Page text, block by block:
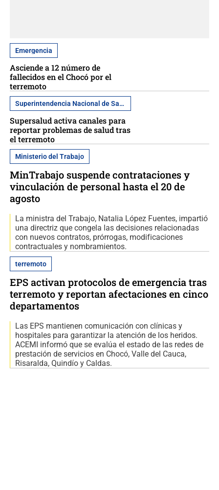
Emergencia
Asciende a 12 número de
fallecidos en el Chocó por el
terremoto
Superintendencia Nacional de Salud
Supersalud activa canales para
reportar problemas de salud tras
el terremoto
Ministerio del Trabajo
MinTrabajo suspende contrataciones y
vinculación de personal hasta el 20 de
agosto
La ministra del Trabajo, Natalia López Fuentes, impartió
una directriz que congela las decisiones relacionadas
con nuevos contratos, prórrogas, modificaciones
contractuales y nombramientos.
terremoto
EPS activan protocolos de emergencia tras
terremoto y reportan afectaciones en cinco
departamentos
Las EPS mantienen comunicación con clínicas y
hospitales para garantizar la atención de los heridos.
ACEMI informó que se evalúa el estado de las redes de
prestación de servicios en Chocó, Valle del Cauca,
Risaralda, Quindío y Caldas.